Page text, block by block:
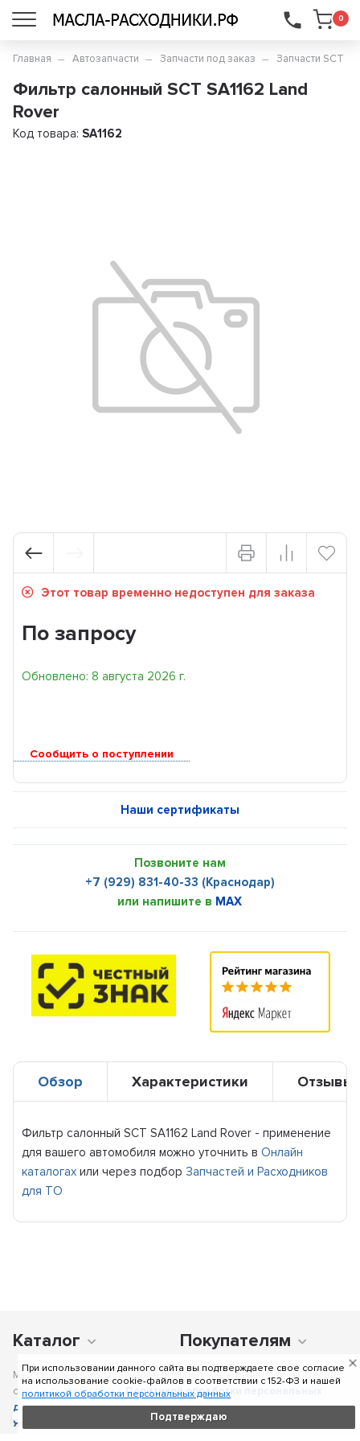
При использовании данного сайта вы подтверждаете свое согласие
на использование cookie-файлов в соответствии c 152-ФЗ и нашей
политикой обработки персональных данных
Подтверждаю
0
...
Главная Автозапчасти Запчасти под заказ Запчасти SCT
Фильтр салонный SCT SA1162 Land
Rover
Код товара:SA1162
Этот товар временно недоступен для заказа
По запросу
Обновлено: 8 августа 2026 г.
Сообщить о поступлении
Наши сертификаты
Позвоните нам
+7 (929) 831-40-33 (Краснодар)
или напишите в MAX
Обзор Характеристики Отзывы
Фильтр салонный SCT SA1162 Land Rover - применение
для вашего автомобиля можно уточнить вОнлайн
каталогах или через подбор Запчастей и Расходников
для ТО
Каталог Покупателям
Мы получаем и обрабатываем персональные данные посетителей
сайта в соответствии с Политикой обработки персональных
данных, в том числе с использованием сервиса аналитики
Яндекс.Метрика
. Отправка персональных данных с помощью